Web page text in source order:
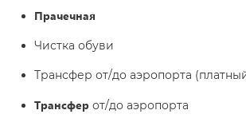
Прачечная
Чистка обуви
Трансфер от/до аэропорта
Трансфер от/до аэропорта